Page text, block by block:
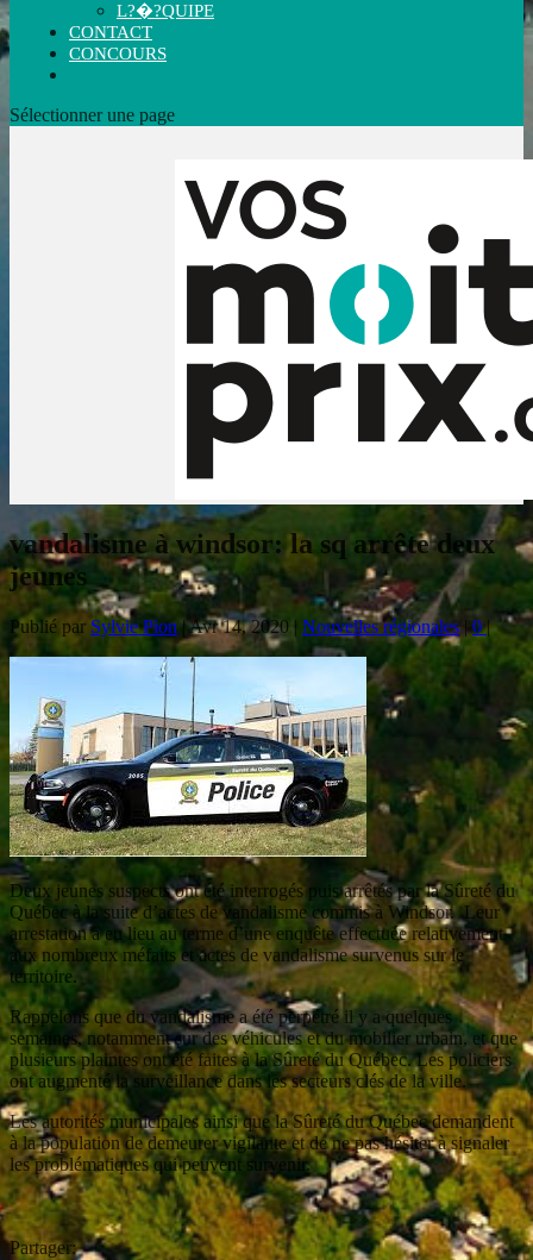
L?�?QUIPE
CONTACT
CONCOURS
Sélectionner une page
vandalisme à windsor: la sq arrête deux
jeunes
Publié par Sylvie Pion|Avr 14, 2020| Nouvelles régionales| 0|
Deux jeunes suspects ont été interrogés puis arrêtés par la Sûreté du
Québec à la suite d’actes de vandalisme commis à Windsor. Leur
arrestation a eu lieu au terme d’une enquête effectuée relativement
aux nombreux méfaits et actes de vandalisme survenus sur le
territoire.
Rappelons que du vandalisme a été perpétré il y a quelques
semaines, notamment sur des véhicules et du mobilier urbain, et que
plusieurs plaintes ont été faites à la Sûreté du Québec. Les policiers
ont augmenté la surveillance dans les secteurs clés de la ville.
Les autorités municipales ainsi que la Sûreté du Québec demandent
à la population de demeurer vigilante et de ne pas hésiter à signaler
les problématiques qui peuvent survenir.
Partager: